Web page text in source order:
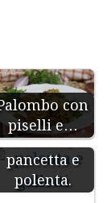
con
piselli e…
Finferli,
pancetta e
polenta.